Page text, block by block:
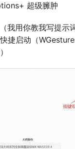
超级臃肿
我用你教我写提示
捷启动（